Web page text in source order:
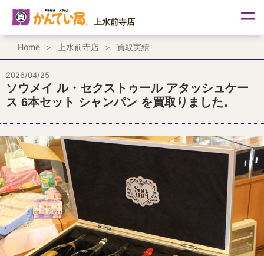
ス
ッ
プ
上水前寺店
Home 上水前寺店 買取実績
2026/04/25
ソウメイ ル・セクストゥール アタッシュケー
ス 6本セット シャンパン を買取りました。